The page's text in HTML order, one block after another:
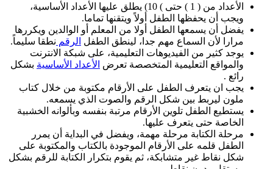
الأعداد من ( 1 ) حتى ) 10) يطلق عليها الأعداد الأساسية،
ويجب أن يحفظها الطفل أولاً ويتقنها تماما.
يفضل أن يسمعها الطفل أولا من المعلم أو الوالدين ويكررها
مرارا لأن السماع مهم جدا، لينطق الطفل الرقم نطقا سليماً.
يوجد كثير من الفيديوهات التعليمية، على شبكة الانترنت
والمواقع التعليمية المتخصصة تعرض الأعداد الأساسية بشكل
رائع .
يجب ان يتعرف الطفل على الأرقام مكتوبة من خلال كتاب
ملون ليربط بين شكل الرقم والصوت الذي يسمعه.
يستطيع الطفل تلوين الأرقام مرتبة بنفسه وبألوانه الخشبية
الخاصة حتى يتعرف عليها.
مرحلة الكتابة مرحلة مهمة، ويفضل في البداية أن يمرر
الطفل قلمه على الأرقام الموجودة بالكتاب والمكتوبة على
شكل نقاط غير متشابكة، ثم يقوم بتكرار الكتابة للرقم بشكل